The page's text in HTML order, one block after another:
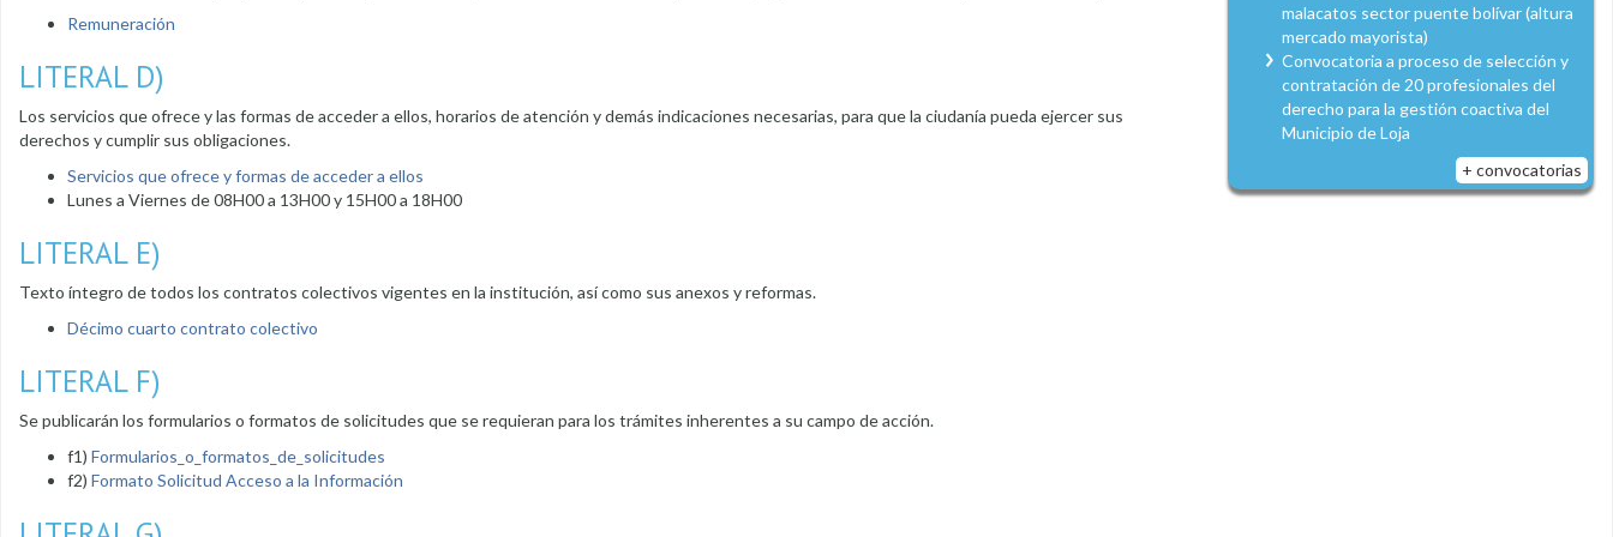
Remuneración
LITERAL D)
Los servicios que ofrece y las formas de acceder a ellos, horarios de atención y demás indicaciones necesarias, para que la ciudanía pueda ejercer sus
derechos y cumplir sus obligaciones.
Servicios que ofrece y formas de acceder a ellos
Lunes a Viernes de 08H00 a 13H00 y 15H00 a 18H00
LITERAL E)
Texto íntegro de todos los contratos colectivos vigentes en la institución, así como sus anexos y reformas.
Décimo cuarto contrato colectivo
LITERAL F)
Se publicarán los formularios o formatos de solicitudes que se requieran para los trámites inherentes a su campo de acción.
f1) Formularios_o_formatos_de_solicitudes
f2) Formato Solicitud Acceso a la Información
malacatos sector puente bolívar (altura
mercado mayorista)
Convocatoria a proceso de selección y
contratación de 20 profesionales del
derecho para la gestión coactiva del
Municipio de Loja
+ convocatorias